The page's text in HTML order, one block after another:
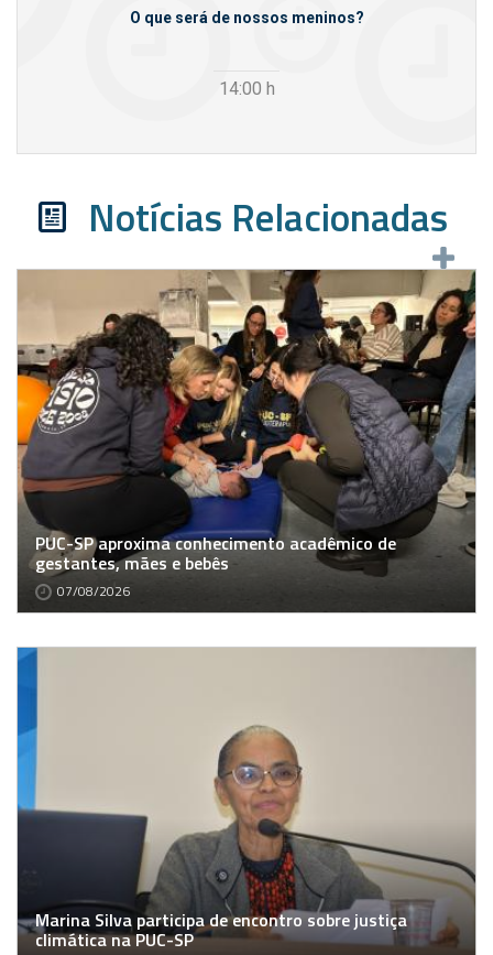
O que será de nossos meninos?
14:00 h
Notícias Relacionadas
PUC-SP aproxima conhecimento acadêmico de
gestantes, mães e bebês
07/08/2026
Marina Silva participa de encontro sobre justiça
climática na PUC-SP